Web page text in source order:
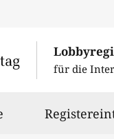
für die